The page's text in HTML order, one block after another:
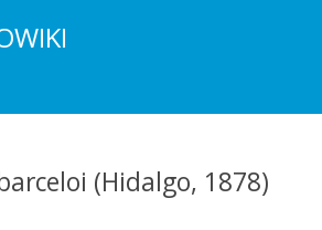
(Hidalgo, 1878)